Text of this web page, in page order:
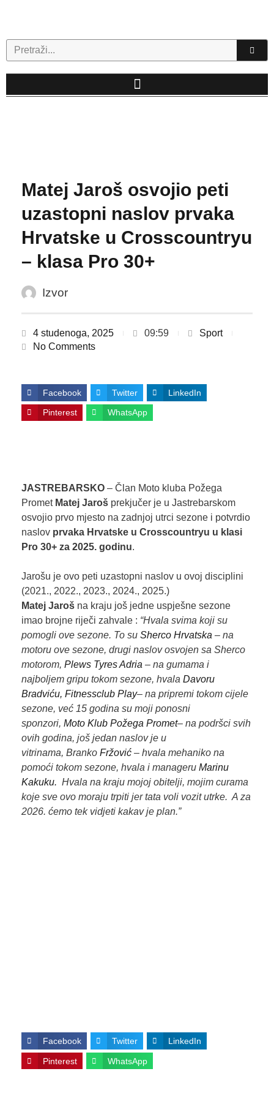
Search
Matej Jaroš osvojio peti
uzastopni naslov prvaka
Hrvatske u Crosscountryu
– klasa Pro 30+
Izvor
4 studenoga, 2025 09:59
Sport
No Comments
Facebook Twitter LinkedIn
Pinterest WhatsApp
JASTREBARSKO– Član Moto kluba Požega
PrometMatej Jarošprekjučer je u Jastrebarskom
osvojio prvo mjesto na zadnjoj utrci sezone i potvrdio
naslov prvaka Hrvatske u Crosscountryu u klasi
Pro 30+ za 2025. godinu.
Jarošu je ovo peti uzastopni naslov u ovoj disciplini
(2021., 2022., 2023., 2024., 2025.)
Matej Jarošna kraju još jedne uspješne sezone
imao brojne riječi zahvale : “Hvala svima koji su
pomogli ove sezone. To su Sherco Hrvatska – na
motoru ove sezone, drugi naslov osvojen sa Sherco
motorom, Plews Tyres Adria – na gumama i
najboljem gripu tokom sezone, hvala Davoru
Bradviću, Fitnessclub Play– na pripremi tokom cijele
sezone, već 15 godina su moji ponosni
sponzori, Moto Klub Požega Promet– na podršci svih
ovih godina, još jedan naslov je u
vitrinama, Branko Fržović– hvala mehaniko na
pomoći tokom sezone, hvala i manageru Marinu
Kakuku. Hvala na kraju mojoj obitelji, mojim curama
koje sve ovo moraju trpiti jer tata voli vozit utrke. A za
2026. ćemo tek vidjeti kakav je plan.”
Facebook Twitter LinkedIn
Pinterest WhatsApp